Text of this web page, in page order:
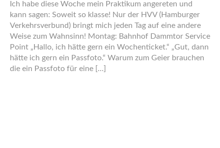
Ich habe diese Woche mein Praktikum angereten und
kann sagen: Soweit so klasse! Nur der HVV (Hamburger
Verkehrsverbund) bringt mich jeden Tag auf eine andere
Weise zum Wahnsinn! Montag: Bahnhof Dammtor Service
Point „Hallo, ich hätte gern ein Wochenticket.“ „Gut, dann
hätte ich gern ein Passfoto.“ Warum zum Geier brauchen
die ein Passfoto für eine […]